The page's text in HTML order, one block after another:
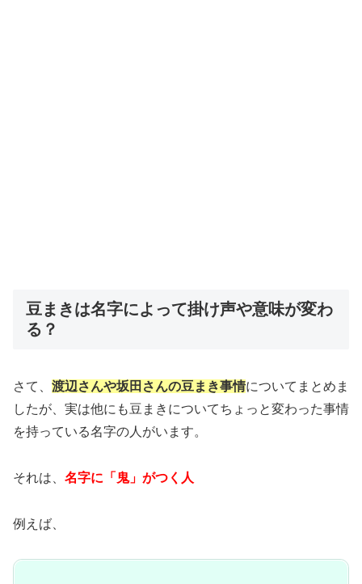
豆まきは名字によって掛け声や意味が変わ
る？
さて、 渡辺さんや坂田さんの豆まき事情についてまとめま
したが、実は他にも豆まきについてちょっと変わった事情
を持っている名字の人がいます。
それは、 名字に「鬼」がつく人
例えば、